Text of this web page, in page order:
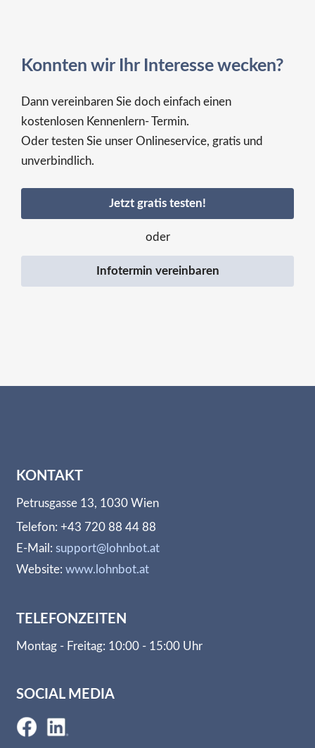
Konnten wir Ihr Interesse wecken?
Dann vereinbaren Sie doch einfach einen
kostenlosen Kennenlern- Termin.
Oder testen Sie unser Onlineservice, gratis und
unverbindlich.
Jetzt gratis testen!
oder
Infotermin vereinbaren
KONTAKT
Petrusgasse 13, 1030 Wien
Telefon: +43 720 88 44 88
E-Mail: support@lohnbot.at
Website: www.lohnbot.at
TELEFONZEITEN
Montag - Freitag: 10:00 - 15:00 Uhr
SOCIAL MEDIA